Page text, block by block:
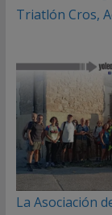
Triatlón Cros,
La Asociación